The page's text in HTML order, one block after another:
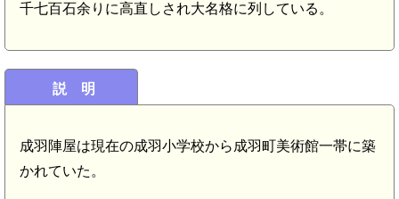
千七百石余りに高直しされ大名格に列している。
説 明
成羽陣屋は現在の成羽小学校から成羽町美術館一帯に築
かれていた。